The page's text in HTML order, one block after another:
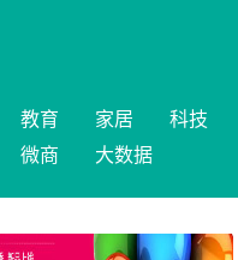
教育 家居
科技
微商 大数据